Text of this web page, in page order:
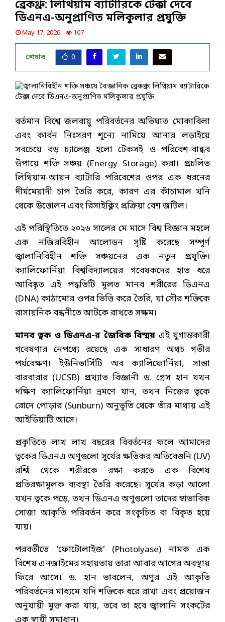
ব্রেকথ্রু: লিথিয়াম ব্যাটারিকে টেক্কা দেবে
ডিএনএ-অনুপ্রাণিত মলিকুলার প্রযুক্তি
May 17, 2026 107
শেয়ার 0
বর্তমান বিশ্বে জলবায়ু পরিবর্তনের অভিঘাত মোকাবিলা
এবং কার্বন নিঃসরণ শূন্যে নামিয়ে আনার লড়াইয়ে
সবচেয়ে বড় চ্যালেঞ্জ হলো টেকসই ও পরিবেশ-বান্ধব
উপায়ে শক্তি সঞ্চয় (Energy Storage) করা। প্রচলিত
লিথিয়াম-আয়ন ব্যাটারি পরিবেশের ওপর এক ধরনের
দীর্ঘমেয়াদী চাপ তৈরি করে, কারণ এর কাঁচামাল খনি
থেকে উত্তোলন এবং রিসাইক্লিং প্রক্রিয়া বেশ জটিল।
এই পরিস্থিতিতে ২০২৬ সালের মে মাসে বিশ্ব বিজ্ঞান মহলে
এক নজিরবিহীন আলোড়ন সৃষ্টি করেছে সম্পূর্ণ
জ্বালানিবিহীন শক্তি সঞ্চয়নের এক নতুন প্রযুক্তি।
ক্যালিফোর্নিয়া বিশ্ববিদ্যালয়ের গবেষকদের হাত ধরে
আবিষ্কৃত এই পদ্ধতিটি মূলত মানব শরীরের ডিএনএ
(DNA) কাঠামোর ওপর ভিত্তি করে তৈরি, যা সৌর শক্তিকে
রাসায়নিক বন্ধনীতে আটকে রাখতে সক্ষম।
মানব ত্বক ও ডিএনএ-র জৈবিক বিস্ময় এই যুগান্তকারী
গবেষণার নেপথ্যে রয়েছে এক সাধারণ অথচ গভীর
পর্যবেক্ষণ। ইউনিভার্সিটি অব ক্যালিফোর্নিয়া, সান্তা
বারবারার (UCSB) প্রখ্যাত বিজ্ঞানী ড. গ্রেস হান যখন
দক্ষিণ ক্যালিফোর্নিয়া ভ্রমণে যান, তখন নিজের ত্বকে
রোদে পোড়ার (Sunburn) অনুভূতি থেকে তাঁর মাথায় এই
আইডিয়াটি আসে।
প্রকৃতিতে লাখ লাখ বছরের বিবর্তনের ফলে আমাদের
ত্বকের ডিএনএ অণুগুলো সূর্যের ক্ষতিকর অতিবেগুনি (UV)
রশ্মি থেকে শরীরকে রক্ষা করতে এক বিশেষ
প্রতিরক্ষামূলক ব্যবস্থা তৈরি করেছে। সূর্যের কড়া আলো
যখন ত্বকে পড়ে, তখন ডিএনএ অণুগুলো তাদের স্বাভাবিক
সোজা আকৃতি পরিবর্তন করে সংকুচিত বা বিকৃত হয়ে
যায়।
পরবর্তীতে ‘ফোটোলাইজ’ (Photolyase) নামক এক
বিশেষ এনজাইমের সহায়তায় তারা আবার আগের অবস্থায়
ফিরে আসে। ড. হান ভাবলেন, অণুর এই আকৃতি
পরিবর্তনের মাধ্যমে যদি শক্তিকে ধরে রাখা এবং প্রয়োজন
অনুযায়ী মুক্ত করা যায়, তবে তা হবে জ্বালানি সংকটের